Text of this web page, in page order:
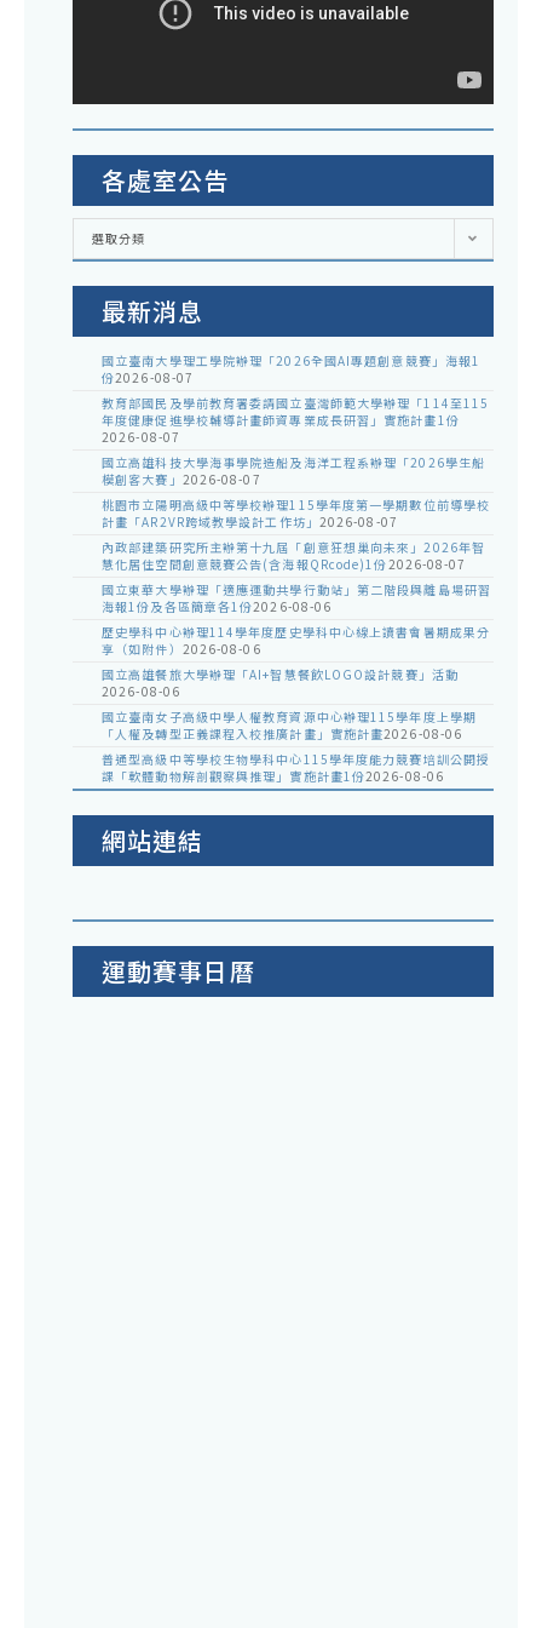
各處室公告
各
室
選取分類
最新消息
國立臺南大學理工學院辦理「2026全國AI專題創意競賽」海報1
份2026-08-07
教育部國民及學前教育署委請國立臺灣師範大學辦理「114至115
年度健康促進學校輔導計畫師資專業成長研習」實施計畫1份
2026-08-07
國立高雄科技大學海事學院造船及海洋工程系辦理「2026學生船
模創客大賽」 2026-08-07
桃園市立陽明高級中等學校辦理115學年度第一學期數位前導學校
計畫「AR2VR跨域教學設計工作坊」 2026-08-07
內政部建築研究所主辦第十九屆「創意狂想巢向未來」2026年智
慧化居住空間創意競賽公告(含海報QRcode)1份2026-08-07
國立東華大學辦理「適應運動共學行動站」第二階段與離島場研習
海報1份及各區簡章各1份2026-08-06
歷史學科中心辦理114學年度歷史學科中心線上讀書會暑期成果分
享（如附件） 2026-08-06
國立高雄餐旅大學辦理「AI+智慧餐飲LOGO設計競賽」活動
2026-08-06
國立臺南女子高級中學人權教育資源中心辦理115學年度上學期
「人權及轉型正義課程入校推廣計畫」實施計畫2026-08-06
普通型高級中等學校生物學科中心115學年度能力競賽培訓公開授
課「軟體動物解剖觀察與推理」實施計畫1份2026-08-06
網站連結
運動賽事日曆